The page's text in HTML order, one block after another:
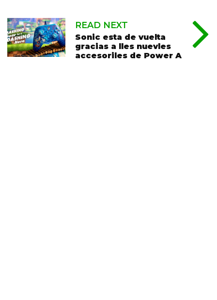
READ NEXT
Sonic esta de vuelta
gracias a lles nuevles
accesoriles de Power A